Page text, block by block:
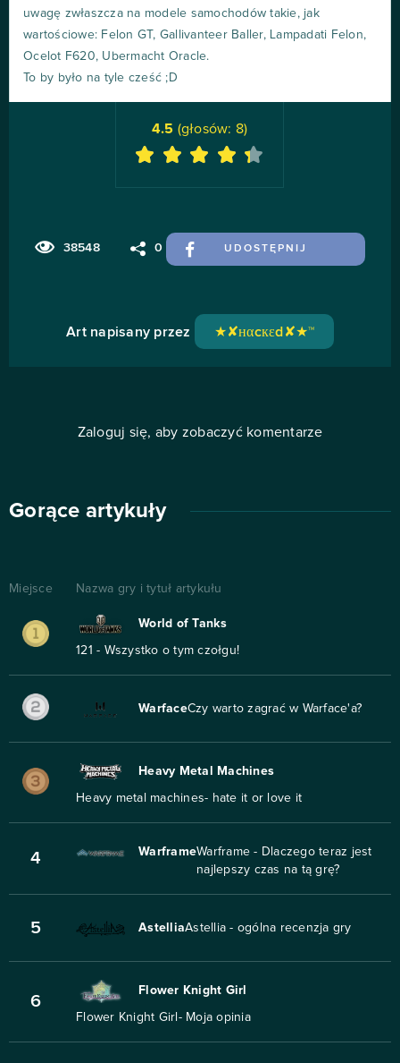
uwagę zwłaszcza na modele samochodów takie, jak
wartościowe: Felon GT, Gallivanteer Baller, Lampadati Felon,
Ocelot F620, Ubermacht Oracle.
To by było na tyle cześć ;D
38548 0 UDOSTĘPNIJ
4.5 (głosów: 8)
Art napisany przez ★✘нαcкεd✘★™
Zaloguj się, aby zobaczyć komentarze
Gorące artykuły
Miejsce Nazwa gry i tytuł artykułu
World of Tanks
121 - Wszystko o tym czołgu!
WarfaceCzy warto zagrać w Warface'a?
Heavy Metal Machines
Heavy metal machines- hate it or love it
4 WarframeWarframe - Dlaczego teraz jest
najlepszy czas na tą grę?
5 AstelliaAstellia - ogólna recenzja gry
6
Flower Knight Girl
Flower Knight Girl- Moja opinia